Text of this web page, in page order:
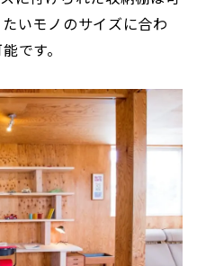
いモノのサイズに合わ
です。